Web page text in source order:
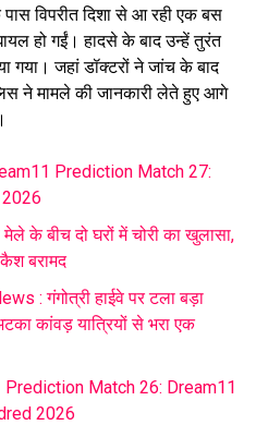
विपरीत दिशा से आ रही एक बस
हो गईं। हादसे के बाद उन्हें तुरंत
गया। जहां डॉक्टरों ने जांच के बाद
ने मामले की जानकारी लेते हुए आगे
Prediction Match 27:
के बीच दो घरों में चोरी का खुलासा,
कैश बरामद
: गंगोत्री हाईवे पर टला बड़ा
कांवड़ यात्रियों से भरा एक
Match 26: Dream11
2026